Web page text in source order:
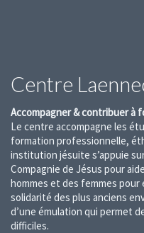
Centre
Accompagner & contribuer à
Le centre accompagne les
formation professionnelle,
institution jésuite s’appuie
Compagnie de Jésus pour
hommes et des femmes pour
solidarité des plus anciens
d’une émulation qui permet
difficiles.